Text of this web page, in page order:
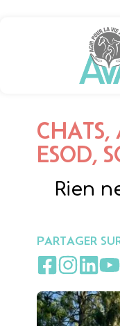
CHATS,
ESOD,
Rien
PARTAGER